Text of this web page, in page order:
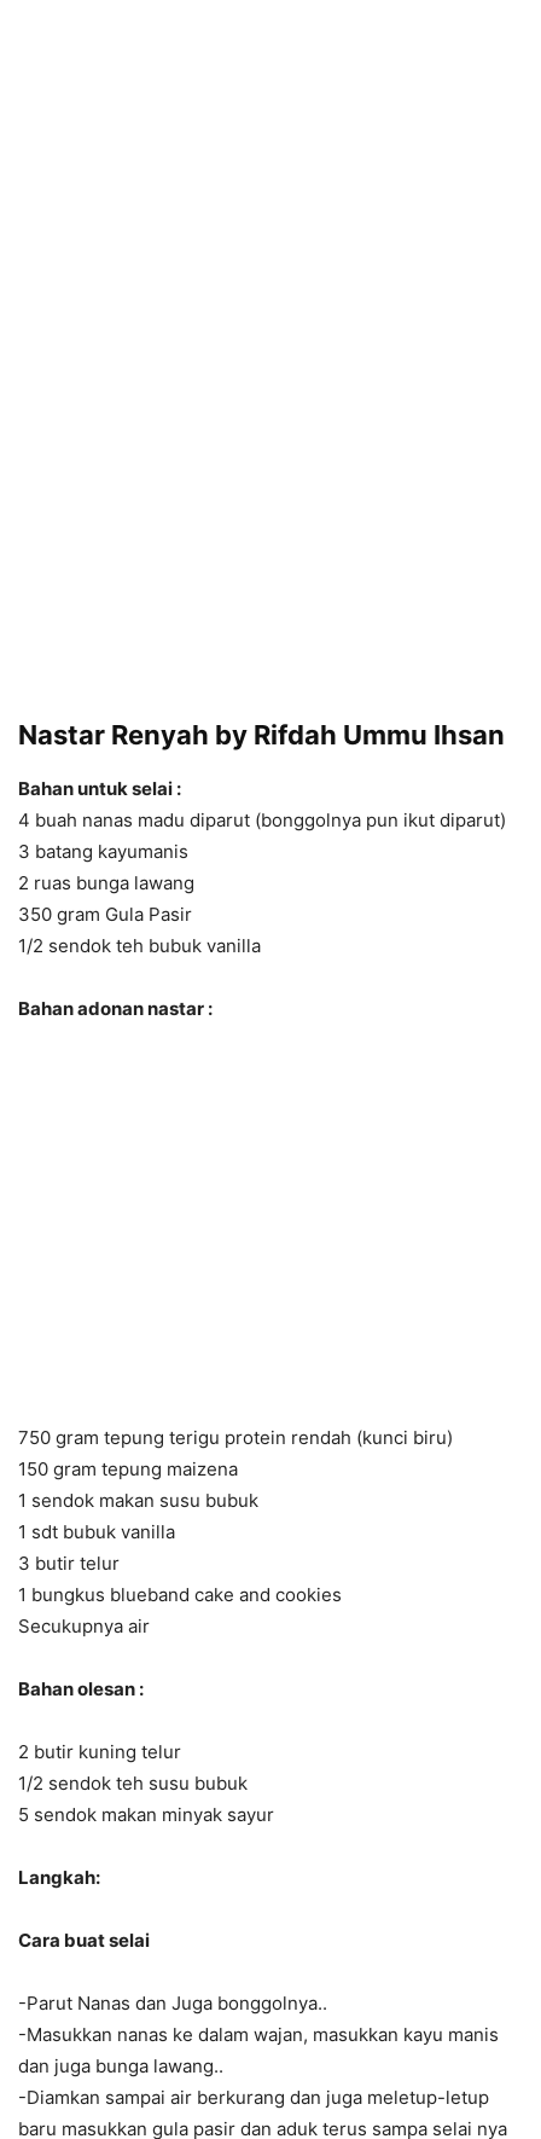
Nastar Renyah by Rifdah Ummu Ihsan
Bahan untuk selai :
4 buah nanas madu diparut (bonggolnya pun ikut diparut)
3 batang kayumanis
2 ruas bunga lawang
350 gram Gula Pasir
1/2 sendok teh bubuk vanilla
Bahan adonan nastar :
750 gram tepung terigu protein rendah (kunci biru)
150 gram tepung maizena
1 sendok makan susu bubuk
1 sdt bubuk vanilla
3 butir telur
1 bungkus blueband cake and cookies
Secukupnya air
Bahan olesan :
2 butir kuning telur
1/2 sendok teh susu bubuk
5 sendok makan minyak sayur
Langkah:
Cara buat selai
-Parut Nanas dan Juga bonggolnya..
-Masukkan nanas ke dalam wajan, masukkan kayu manis
dan juga bunga lawang..
-Diamkan sampai air berkurang dan juga meletup-letup
baru masukkan gula pasir dan aduk terus sampa selai nya